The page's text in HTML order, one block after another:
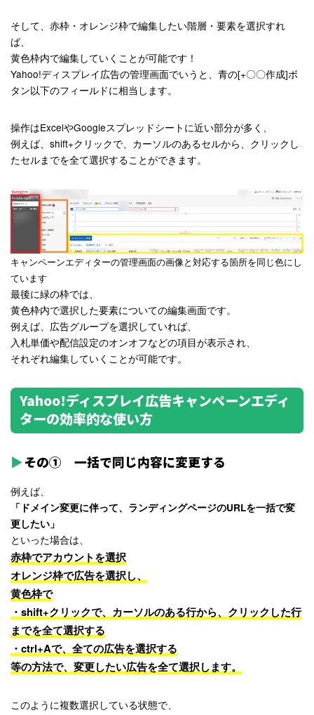
そして、赤枠・オレンジ枠で編集したい階層・要素を選択すれ
ば、
黄色枠内で編集していくことが可能です！
Yahoo!ディスプレイ広告の管理画面でいうと、青の[+〇〇作成]ボ
タン以下のフィールドに相当します。
操作はExcelやGoogleスプレッドシートに近い部分が多く、
例えば、shift+クリックで、カーソルのあるセルから、クリックし
たセルまでを全て選択することができます。
キャンペーンエディターの管理画面の画像と対応する箇所を同じ色にし
ています
最後に緑の枠では、
黄色枠内で選択した要素についての編集画面です。
例えば、広告グループを選択していれば、
入札単価や配信設定のオンオフなどの項目が表示され、
それぞれ編集していくことが可能です。
Yahoo!ディスプレイ広告キャンペーンエディ
ターの効率的な使い方
その① 一括で同じ内容に変更する
例えば、
「ドメイン変更に伴って、ランディングページのURLを一括で変
更したい」
といった場合は、
赤枠でアカウントを選択
オレンジ枠で広告を選択し、
黄色枠で
・shift+クリックで、カーソルのある行から、クリックした行
までを全て選択する
・ctrl+Aで、全ての広告を選択する
等の方法で、変更したい広告を全て選択します。
このように複数選択している状態で、